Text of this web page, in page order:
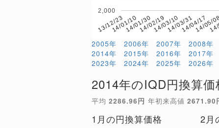
13/12/2314/01/1014/01/3014/02/1914/03/1014/03/3114/04/17
14/05/
2,000
2005年 2006年 2007年 2008年
2014年
2015年 2016年 2017年
2023年
2024年 2025年 2026年
2014年のIQD円換算価
平均 2286.96円 年初来高値 2671.90
1月の円換算価格 2月